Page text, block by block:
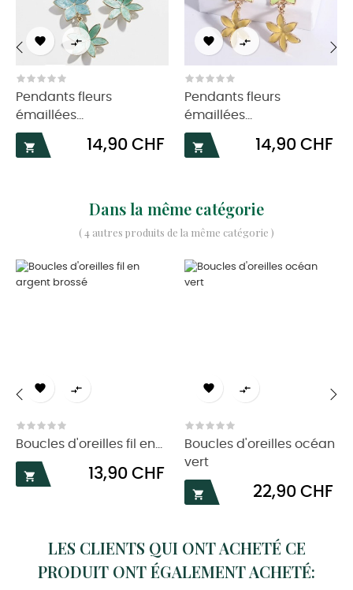
 
Pendants fleurs
émaillées...

Prix
14,90 CHF
 
Pendants fleurs
émaillées...

Prix
14,90 CHF
‹
Dans la même catégorie
( 4 autres produits de la même catégorie )
 
Boucles d'oreilles fil en...

Prix
13,90 CHF
 
Boucles d'oreilles océan
vert

Prix
22,90 CHF
‹
LES CLIENTS QUI ONT ACHETÉ CE
PRODUIT ONT ÉGALEMENT ACHETÉ: